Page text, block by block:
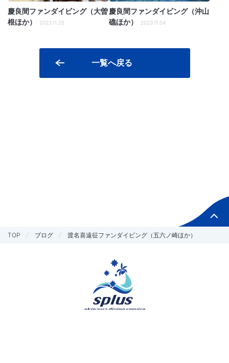
慶良間ファンダイビング（大曽
根ほか）
2023.11.25
慶良間ファンダイビング（沖山
礁ほか）
2023.11.04
一覧へ戻る
TOP ブログ 渡名喜遠征ファンダイビング（五六ノ崎ほか）